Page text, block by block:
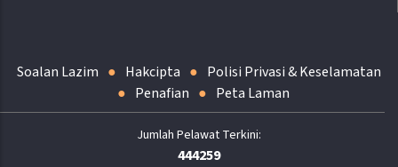
Soalan Lazim Hakcipta
Polisi Privasi & Keselamatan
Penafian
Peta Laman
444259